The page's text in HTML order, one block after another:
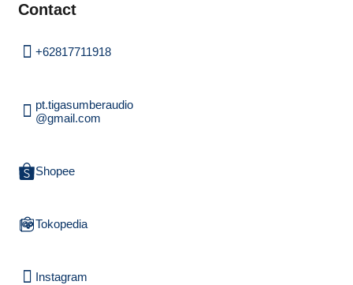
Contact
+62817711918
pt.tigasumberaudio
@gmail.com
Shopee
Tokopedia
Instagram